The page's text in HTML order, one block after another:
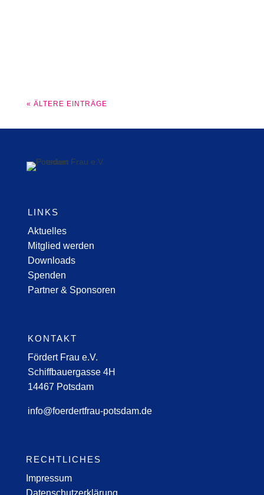
« ÄLTERE EINTRÄGE
LINKS
Aktuelles
Mitglied werden
Downloads
Spenden
Partner & Sponsoren
KONTAKT
Fördert Frau e.V.
Schiffbauergasse 4H
14467 Potsdam
info@foerdertfrau-potsdam.de
RECHTLICHES
Impressum